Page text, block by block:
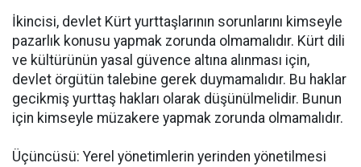
İkincisi, devlet Kürt yurttaşlarının sorunlarını kimseyle
pazarlık konusu yapmak zorunda olmamalıdır. Kürt dili
ve kültürünün yasal güvence altına alınması için,
devlet örgütün talebine gerek duymamalıdır. Bu haklar
gecikmiş yurttaş hakları olarak düşünülmelidir. Bunun
için kimseyle müzakere yapmak zorunda olmamalıdır.
Üçüncüsü: Yerel yönetimlerin yerinden yönetilmesi